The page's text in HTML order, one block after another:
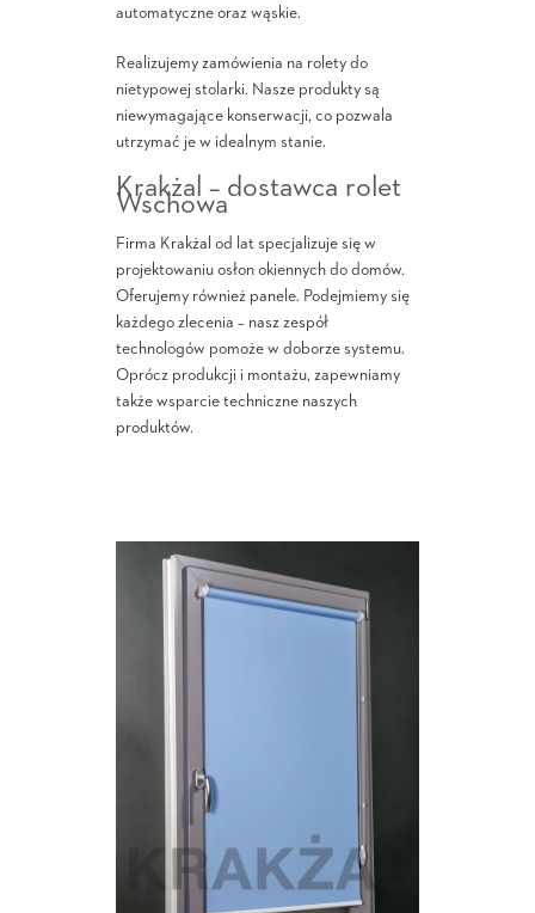
automatyczne oraz wąskie.
Realizujemy zamówienia na rolety do
nietypowej stolarki. Nasze produkty są
niewymagające konserwacji, co pozwala
utrzymać je w idealnym stanie.
Krakżal – dostawca rolet
Wschowa
Firma Krakżal od lat specjalizuje się w
projektowaniu osłon okiennych do domów.
Oferujemy również panele. Podejmiemy się
każdego zlecenia – nasz zespół
technologów pomoże w doborze systemu.
Oprócz produkcji i montażu, zapewniamy
także wsparcie techniczne naszych
produktów.